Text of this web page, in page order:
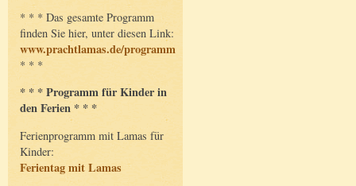
* * * Das gesamte Programm
finden Sie hier, unter diesen Link:
www.prachtlamas.de/programm
* * *
* * * Programm für Kinder in
den Ferien * * *
Ferienprogramm mit Lamas für
Kinder:
Ferientag mit Lamas